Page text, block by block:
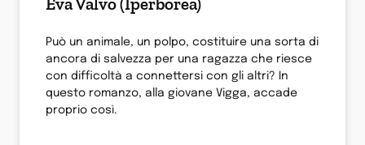
Può un animale, un polpo, costituire una sorta di
ancora di salvezza per una ragazza che riesce
con difficoltà a connettersi con gli altri? In
questo romanzo, alla giovane Vigga, accade
proprio così.